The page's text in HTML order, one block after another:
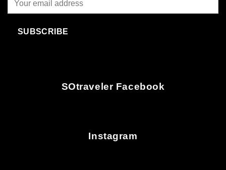
SUBSCRIBE
SOtraveler Facebook
Instagram